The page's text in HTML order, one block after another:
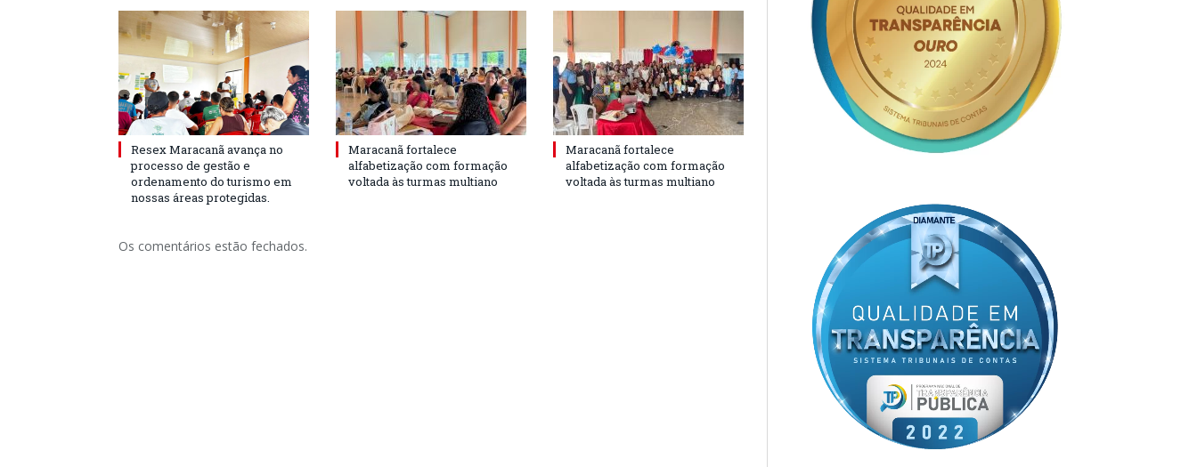
Resex Maracanã avança no
processo de gestão e
ordenamento do turismo em
nossas áreas protegidas.
Maracanã fortalece
alfabetização com formação
voltada às turmas multiano
Maracanã fortalece
alfabetização com formação
voltada às turmas multiano
Os comentários estão fechados.